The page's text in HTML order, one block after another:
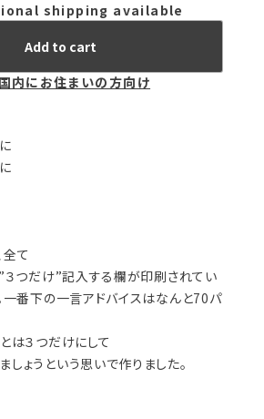
shipping available
Add to cart
内にお住まいの方向け
全て
３つだけ”記入する欄が印刷されてい
一番下の一言アドバイスはなんと70パ
ります笑
は３つだけにして
しょうという思いで作りました。